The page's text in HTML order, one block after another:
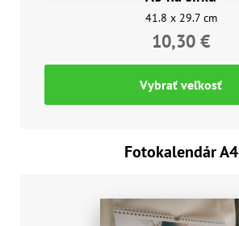
41.8 x 29.7 cm
10,30 €
Vybrať veľkosť
Fotokalendár A4